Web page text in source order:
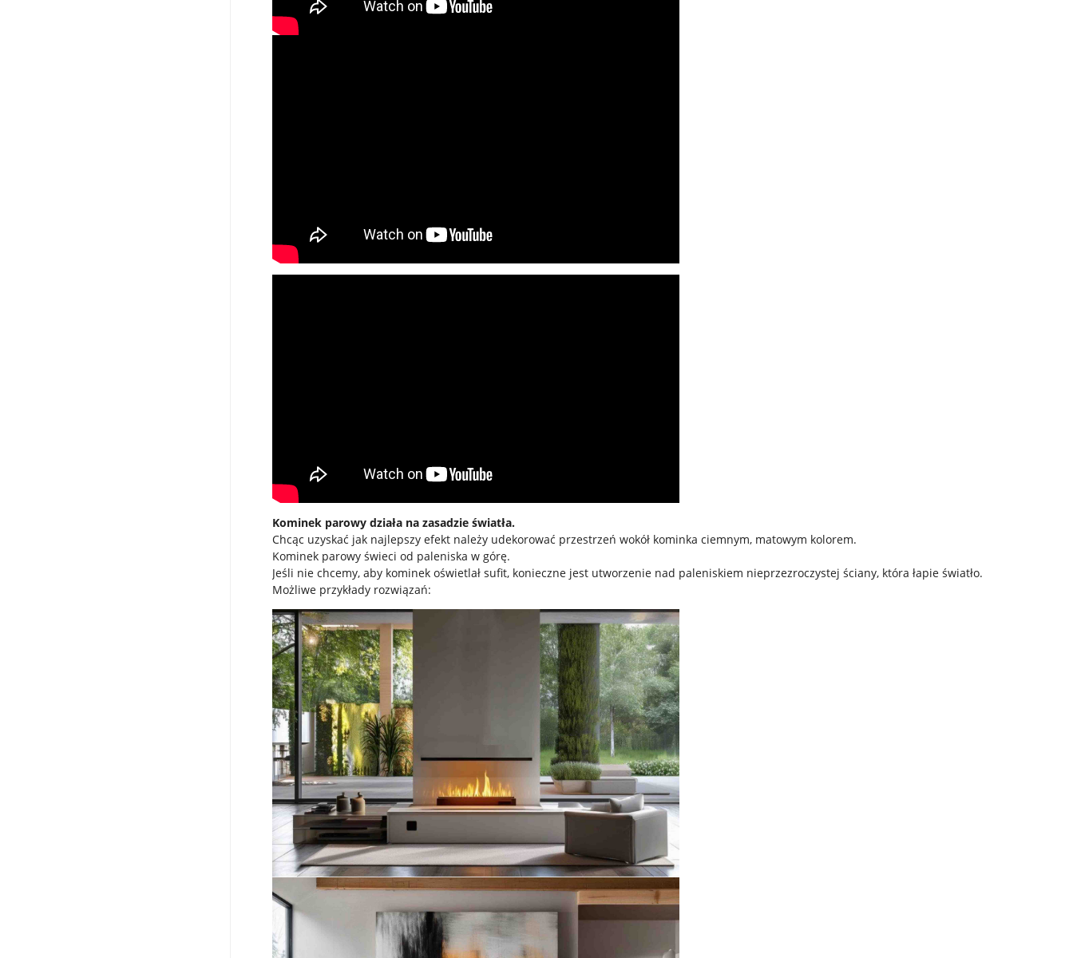
Kominek parowy działa na zasadzie światła.
Chcąc uzyskać jak najlepszy efekt należy udekorować przestrzeń wokół kominka ciemnym, matowym kolorem.
Kominek parowy świeci od paleniska w górę.
Jeśli nie chcemy, aby kominek oświetlał sufit, konieczne jest utworzenie nad paleniskiem nieprzezroczystej ściany, która łapie światło.
Możliwe przykłady rozwiązań: